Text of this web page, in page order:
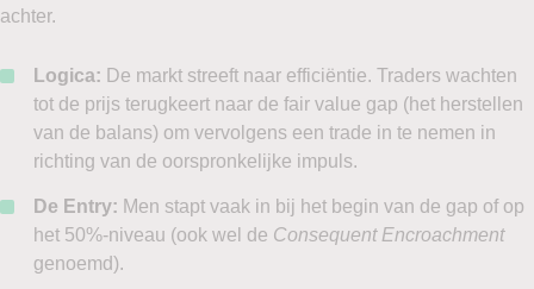
achter.
Logica: De markt streeft naar efficiëntie. Traders wachten
tot de prijs terugkeert naar de fair value gap (het herstellen
van de balans) om vervolgens een trade in te nemen in
richting van de oorspronkelijke impuls.
De Entry: Men stapt vaak in bij het begin van de gap of op
het 50%-niveau (ook wel de Consequent Encroachment
genoemd).